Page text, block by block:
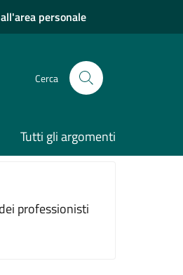
personale
Cerca
Tutti gli argomenti
professionisti